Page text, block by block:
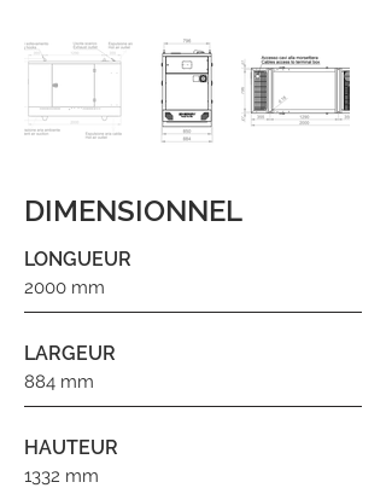
DIMENSIONNEL
LONGUEUR
2000 mm
LARGEUR
884 mm
HAUTEUR
1332 mm